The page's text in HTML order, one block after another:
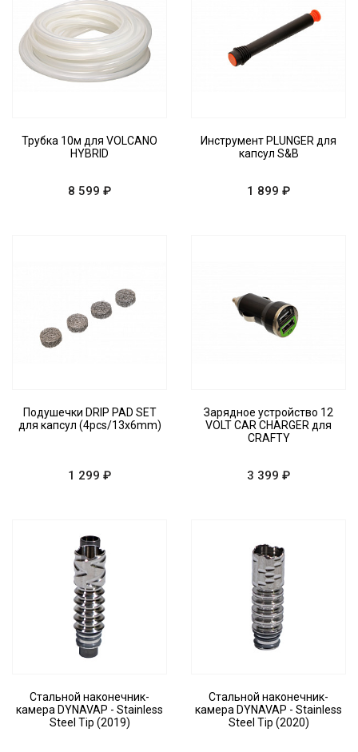
Трубка 10м для VOLCANO
HYBRID
8 599 ₽
Инструмент PLUNGER для
капсул S&B
1 899 ₽
Подушечки DRIP PAD SET
для капсул (4pcs/13x6mm)
1 299 ₽
Зарядное устройство 12
VOLT CAR CHARGER для
CRAFTY
3 399 ₽
Стальной наконечник-
камера DYNAVAP - Stainless
Steel Tip (2019)
Стальной наконечник-
камера DYNAVAP - Stainless
Steel Tip (2020)